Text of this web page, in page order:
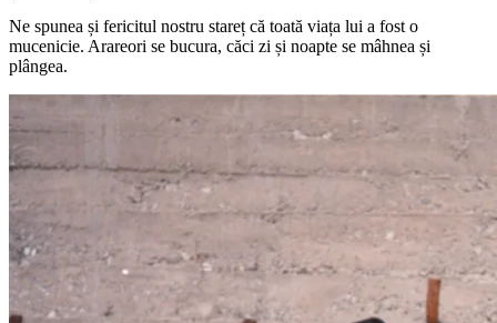
Ne spunea și fericitul nostru stareț că toată viața lui a fost o
mucenicie. Arareori se bucura, căci zi și noapte se mâhnea și
plângea.